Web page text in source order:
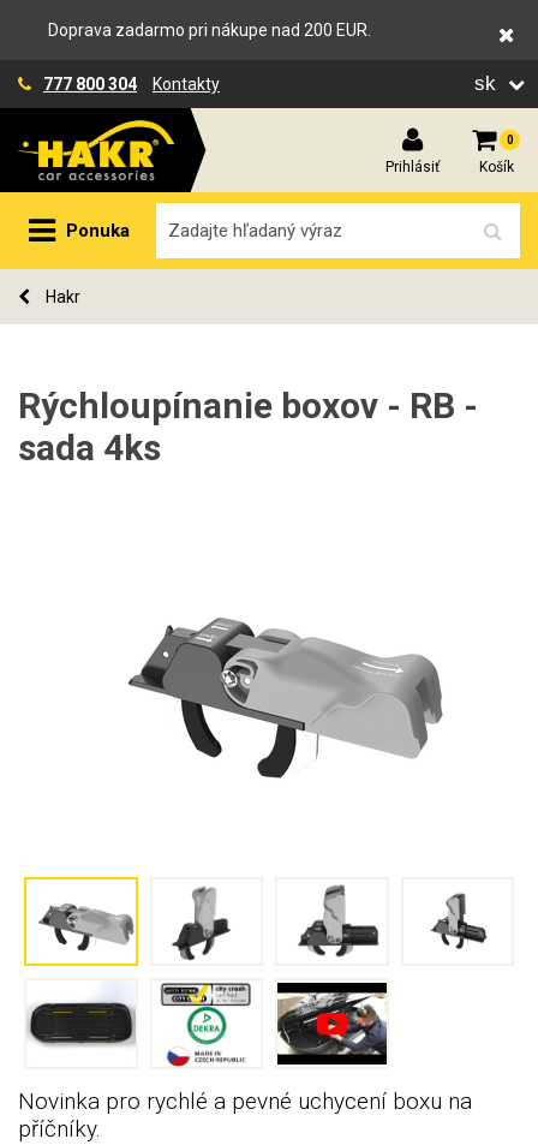
Doprava zadarmo pri nákupe nad 200 EUR.
777 800 304 Kontakty sk
Prihlásiť
0
Košík
Ponuka
Hakr
Rýchloupínanie boxov - RB -
sada 4ks
Novinka pro rychlé a pevné uchycení boxu na
příčníky.